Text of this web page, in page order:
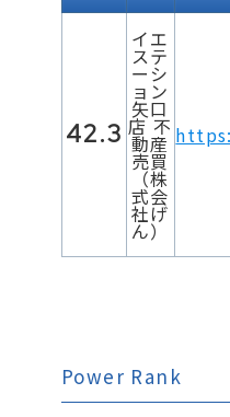
42.3
イエ
ステ
ーシ
ョン
矢口
店 不
動産
売買
（株
式会
社げ
ん）
Power Rank